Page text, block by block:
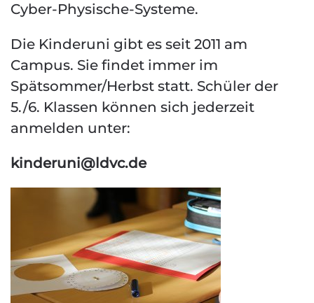
Cyber-Physische-Systeme.
Die Kinderuni gibt es seit 2011 am
Campus. Sie findet immer im
Spätsommer/Herbst statt. Schüler der
5./6. Klassen können sich jederzeit
anmelden unter:
kinderuni@ldvc.de